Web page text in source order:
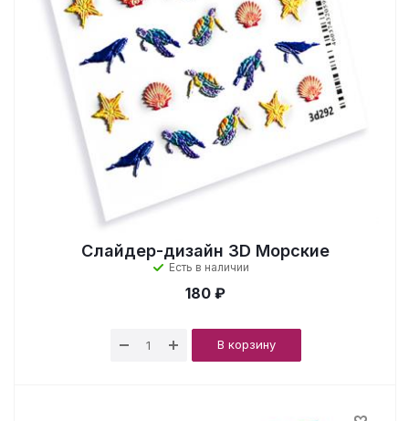
Слайдер-дизайн 3D Морские
Есть в наличии
180 ₽
В корзину